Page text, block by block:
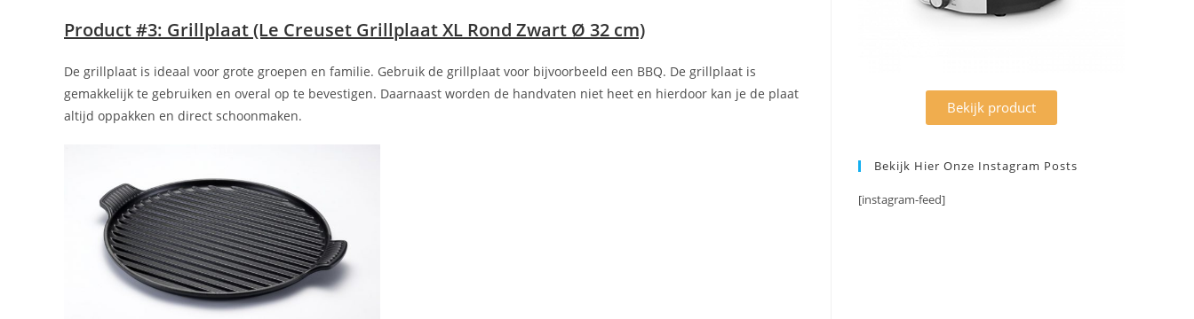
Product #3: Grillplaat (Le Creuset Grillplaat XL Rond Zwart Ø 32 cm)
De grillplaat is ideaal voor grote groepen en familie. Gebruik de grillplaat voor bijvoorbeeld een BBQ. De grillplaat is
gemakkelijk te gebruiken en overal op te bevestigen. Daarnaast worden de handvaten niet heet en hierdoor kan je de plaat
altijd oppakken en direct schoonmaken.
Bekijk product
Bekijk Hier Onze Instagram Posts
[instagram-feed]